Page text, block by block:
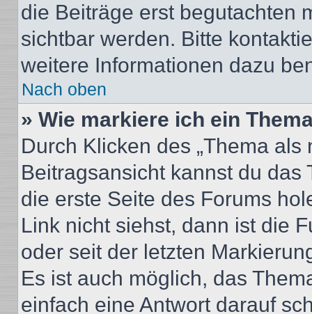
die Beiträge erst begutachten
sichtbar werden. Bitte
weitere Informationen dazu
Nach oben
» Wie markiere ich ein
Durch Klicken des „Thema
Beitragsansicht kannst du
die erste Seite des Forums
Link nicht siehst, dann ist die
oder seit der letzten
Es ist auch möglich, das
einfach eine Antwort darauf